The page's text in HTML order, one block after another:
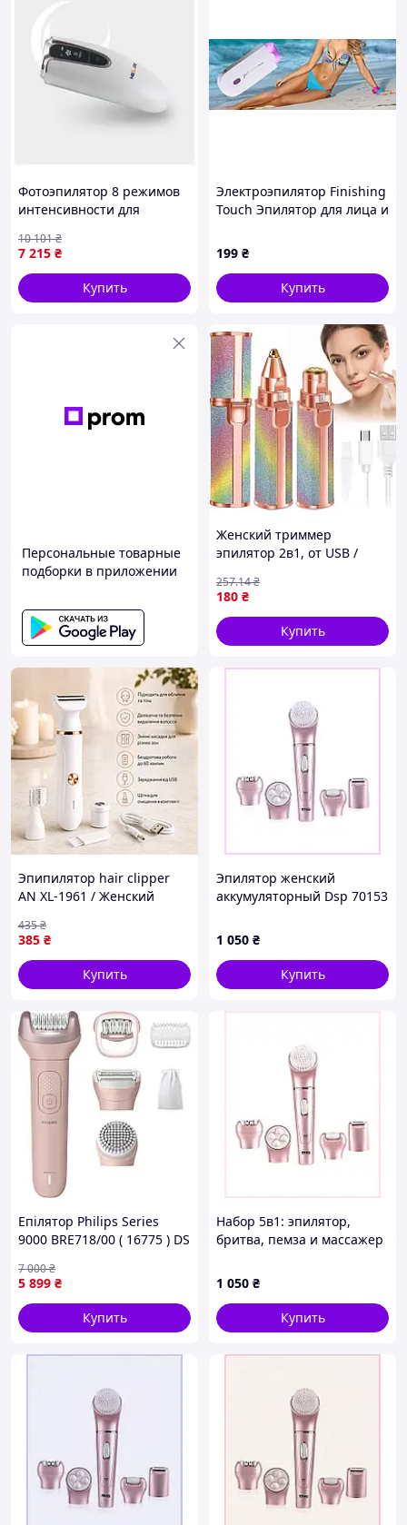
Фотоэпилятор 8 режимов
интенсивности для
белый Neor BT-16533
7 215 ₴
10 101₴
Купить
Электроэпилятор Finishing
Touch Эпилятор для лица и
199 ₴
Купить
Персональные товарные
подборки в приложении
Женский триммер
эпилятор 2в1, от USB /
для лица / Женский
эпилятор для бровей
180 ₴
257.14₴
Купить
Эпипилятор hair clipper
AN XL-1961 / Женский
со сменными насадками
385 ₴
435₴
Купить
Эпилятор женский
аккумуляторный Dsp 70153
1 Розовый 8586078KMP
1 050 ₴
Купить
Епілятор Philips Series
9000 BRE718/00 ( 16775 ) DS
5 899 ₴
7 000₴
Купить
Набор 5в1: эпилятор,
бритва, пемза и массажер
1 050 ₴
Купить